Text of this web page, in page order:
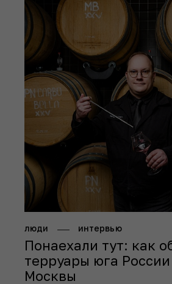
люди интервью
Понаехали тут: как
терруары юга
Москвы